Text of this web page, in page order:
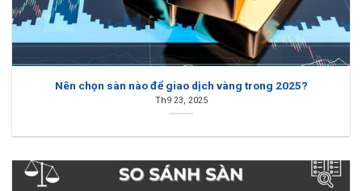
Nên chọn sàn nào để giao dịch vàng trong 2025?
Th9 23, 2025